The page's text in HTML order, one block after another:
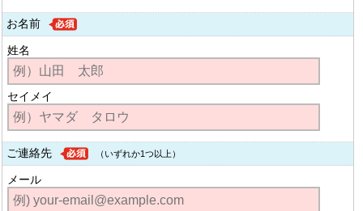
お名前
姓名
セイメイ
ご連絡先 （いずれか1つ以上）
メール